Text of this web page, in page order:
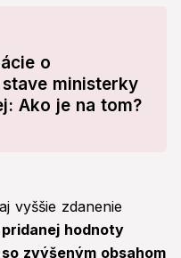
o
ministerky
Ako je na tom?
vyššie zdanenie
pridanej hodnoty
zvýšeným obsahom